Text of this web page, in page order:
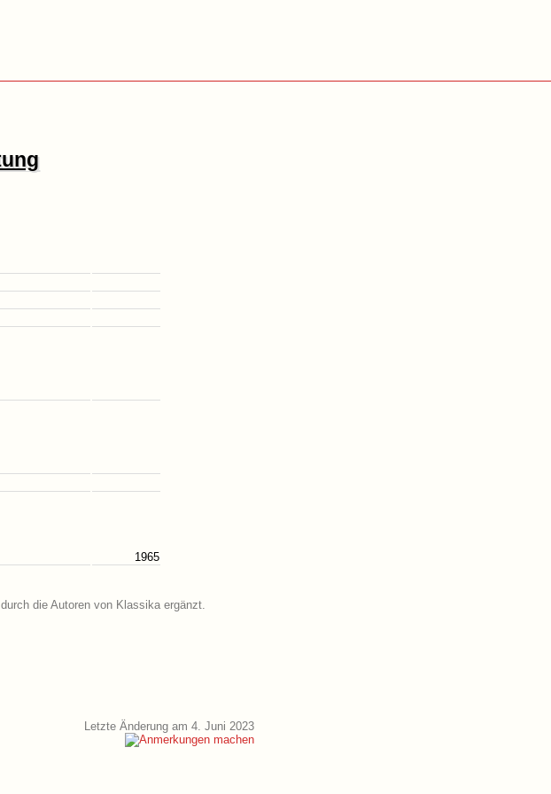
1965
die Autoren von Klassika ergänzt.
Letzte Änderung am 4. Juni 2023